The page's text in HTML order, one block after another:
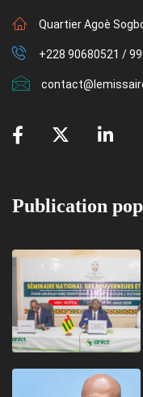
Quartier Agoè
+228 90680521 /
Publication